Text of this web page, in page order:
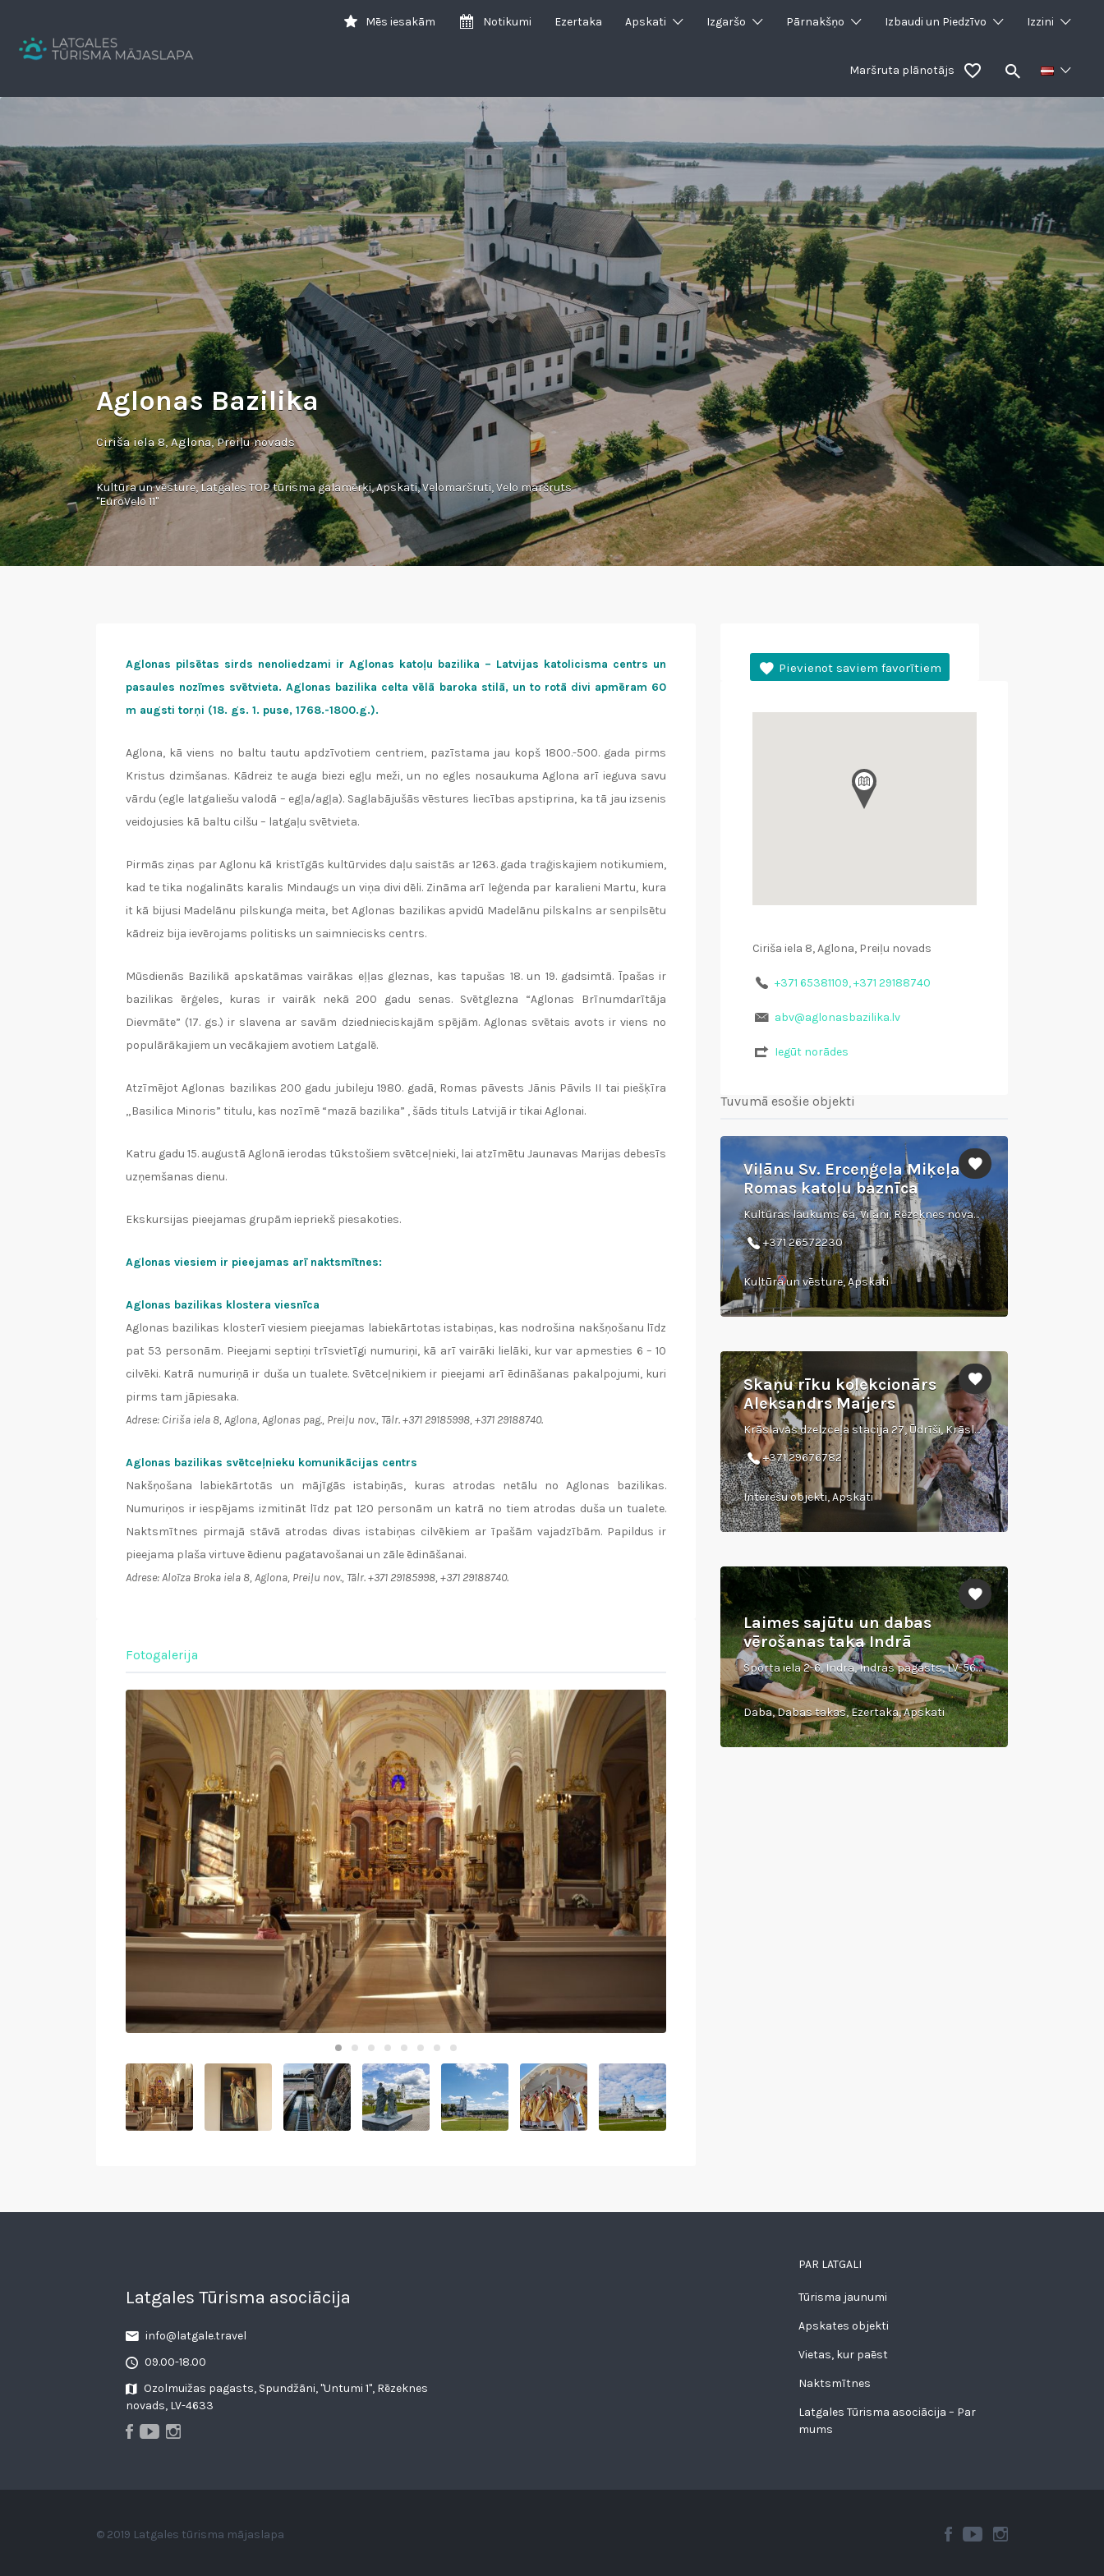
Mēs iesakām Notikumi Ezertaka Apskati Izgaršo Pārnakšņo Izbaudi un Piedzīvo Izzini
Maršruta plānotājs
Aglonas Bazilika
Ciriša iela 8, Aglona, Preiļu novads
Kultūra un vēsture,Latgales TOP tūrisma galamērķi,Apskati,Velomaršruti,Velo maršruts
"EuroVelo 11"
Aglonas pilsētas sirds nenoliedzami ir Aglonas katoļu bazilika – Latvijas katolicisma centrs un
pasaules nozīmes svētvieta. Aglonas bazilika celta vēlā baroka stilā, un to rotā divi apmēram 60
m augsti torņi (18. gs. 1. puse, 1768.-1800.g.).
Aglona, kā viens no baltu tautu apdzīvotiem centriem, pazīstama jau kopš 1800.-500. gada pirms
Kristus dzimšanas. Kādreiz te auga biezi egļu meži, un no egles nosaukuma Aglona arī ieguva savu
vārdu (egle latgaliešu valodā – egļa/agļa). Saglabājušās vēstures liecības apstiprina, ka tā jau izsenis
veidojusies kā baltu cilšu – latgaļu svētvieta.
Pirmās ziņas par Aglonu kā kristīgās kultūrvides daļu saistās ar 1263. gada traģiskajiem notikumiem,
kad te tika nogalināts karalis Mindaugs un viņa divi dēli. Zināma arī leģenda par karalieni Martu, kura
it kā bijusi Madelānu pilskunga meita, bet Aglonas bazilikas apvidū Madelānu pilskalns ar senpilsētu
kādreiz bija ievērojams politisks un saimniecisks centrs.
Mūsdienās Bazilikā apskatāmas vairākas eļļas gleznas, kas tapušas 18. un 19. gadsimtā. Īpašas ir
bazilikas ērģeles, kuras ir vairāk nekā 200 gadu senas. Svētglezna “Aglonas Brīnumdarītāja
Dievmāte” (17. gs.) ir slavena ar savām dziednieciskajām spējām. Aglonas svētais avots ir viens no
populārākajiem un vecākajiem avotiem Latgalē.
Atzīmējot Aglonas bazilikas 200 gadu jubileju 1980. gadā, Romas pāvests Jānis Pāvils II tai piešķīra
„Basilica Minoris” titulu, kas nozīmē “mazā bazilika” , šāds tituls Latvijā ir tikai Aglonai.
Katru gadu 15. augustā Aglonā ierodas tūkstošiem svētceļnieki, lai atzīmētu Jaunavas Marijas debesīs
uzņemšanas dienu.
Ekskursijas pieejamas grupām iepriekš piesakoties.
Aglonas viesiem ir pieejamas arī naktsmītnes:
Aglonas bazilikas klostera viesnīca
Aglonas bazilikas klosterī viesiem pieejamas labiekārtotas istabiņas, kas nodrošina nakšņošanu līdz
pat 53 personām. Pieejami septiņi trīsvietīgi numuriņi, kā arī vairāki lielāki, kur var apmesties 6 – 10
cilvēki. Katrā numuriņā ir duša un tualete. Svētceļnikiem ir pieejami arī ēdināšanas pakalpojumi, kuri
pirms tam jāpiesaka.
Adrese: Ciriša iela 8, Aglona, Aglonas pag., Preiļu nov., Tālr. +371 29185998, +371 29188740.
Aglonas bazilikas svētceļnieku komunikācijas centrs
Nakšņošana labiekārtotās un mājīgās istabiņās, kuras atrodas netālu no Aglonas bazilikas.
Numuriņos ir iespējams izmitināt līdz pat 120 personām un katrā no tiem atrodas duša un tualete.
Naktsmītnes pirmajā stāvā atrodas divas istabiņas cilvēkiem ar īpašām vajadzībām. Papildus ir
pieejama plaša virtuve ēdienu pagatavošanai un zāle ēdināšanai.
Adrese: Aloīza Broka iela 8, Aglona, Preiļu nov., Tālr. +371 29185998, +371 29188740.
Fotogalerija
Ciriša iela 8, Aglona, Preiļu novads
+371 65381109, +371 29188740
abv@aglonasbazilika.lv
Iegūt norādes
Tuvumā esošie objekti
Viļānu Sv. Erceņģeļa Miķeļa
Romas katoļu baznīca
Kultūras laukums 6a, Viļāni, Rēzeknes novads
+371 26572230
Kultūra un vēsture, Apskati
Skaņu rīku kolekcionārs
Aleksandrs Maijers
Krāslavas dzelzceļa stacija 27, Ūdrīši, Krāslavas novads
+371 29676782
Interešu objekti, Apskati
Laimes sajūtu un dabas
vērošanas taka Indrā
Sporta iela 2-6, Indra, Indras pagasts, LV-5664
Daba, Dabas takas, Ezertaka, Apskati
Latgales Tūrisma asociācija
info@latgale.travel
09.00-18.00
Ozolmuižas pagasts, Spundžāni, "Untumi 1", Rēzeknes
novads, LV-4633
PAR LATGALI
Tūrisma jaunumi
Apskates objekti
Vietas, kur paēst
Naktsmītnes
Latgales Tūrisma asociācija – Par
mums
© 2019 Latgales tūrisma mājaslapa